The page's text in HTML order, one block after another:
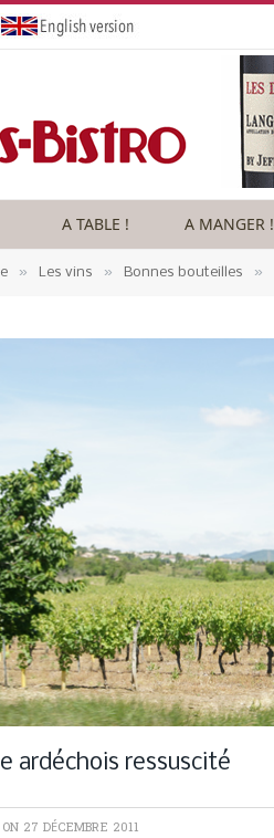
A TABLE ! A MANGER !
» Les vins » Bonnes bouteilles »
ardéchois ressuscité
ON 27 DÉCEMBRE 2011